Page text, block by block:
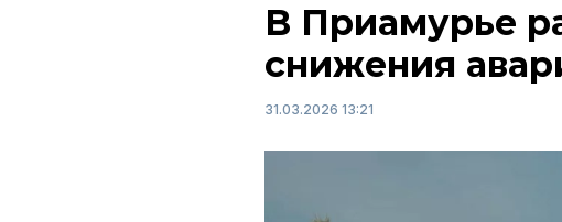
В Приамурье
снижения
31.03.2026 13:21